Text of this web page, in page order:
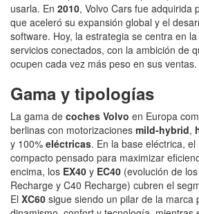
usarla. En 2010, Volvo Cars fue adquirida
que aceleró su expansión global y el
software. Hoy, la estrategia se centra en la
servicios conectados, con la ambición de
ocupen cada vez más peso en sus ventas.
Gama y tipologías
La gama de coches Volvo en Europa
berlinas con motorizaciones mild‑hybrid,
y 100% eléctricas. En la base eléctrica, el
compacto pensado para maximizar
encima, los EX40 y EC40 (evolución de
Recharge y C40 Recharge) cubren el
El XC60 sigue siendo un pilar de la marca